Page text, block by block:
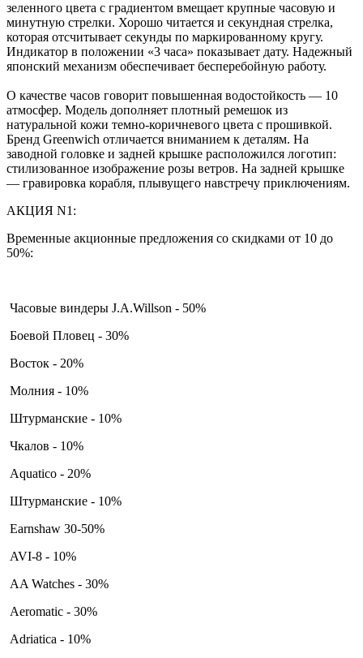
зеленного цвета с градиентом вмещает крупные часовую и
минутную стрелки. Хорошо читается и секундная стрелка,
которая отсчитывает секунды по маркированному кругу.
Индикатор в положении «3 часа» показывает дату. Надежный
японский механизм обеспечивает бесперебойную работу.
О качестве часов говорит повышенная водостойкость — 10
атмосфер. Модель дополняет плотный ремешок из
натуральной кожи темно-коричневого цвета с прошивкой.
Бренд Greenwich отличается вниманием к деталям. На
заводной головке и задней крышке расположился логотип:
стилизованное изображение розы ветров. На задней крышке
— гравировка корабля, плывущего навстречу приключениям.
АКЦИЯ N1:
Временные акционные предложения со скидками от 10 до
50%:
Часовые виндеры J.A.Willson - 50%
Боевой Пловец - 30%
Восток - 20%
Молния - 10%
Штурманские - 10%
Чкалов - 10%
Aquatico - 20%
Штурманские - 10%
Earnshaw 30-50%
AVI-8 - 10%
AA Watches - 30%
Aeromatic - 30%
Adriatica - 10%